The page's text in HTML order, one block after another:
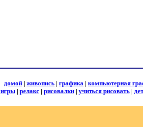
домой | живопись | графика | компьютерная
игры| релакс| рисовалки| учиться рисовать|